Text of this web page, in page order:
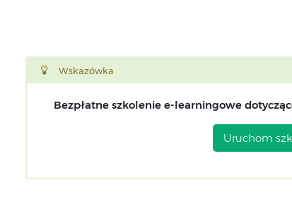
Wskazówka
Bezpłatne szkolenie e-learningowe
Uruchom